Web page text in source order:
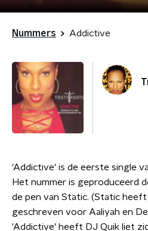
Nummers Addictive
'Addictive' is de eerste single
Het nummer is geproduceerd
de pen van Static. (Static
geschreven voor Aaliyah en
'Addictive' heeft DJ Quik liet